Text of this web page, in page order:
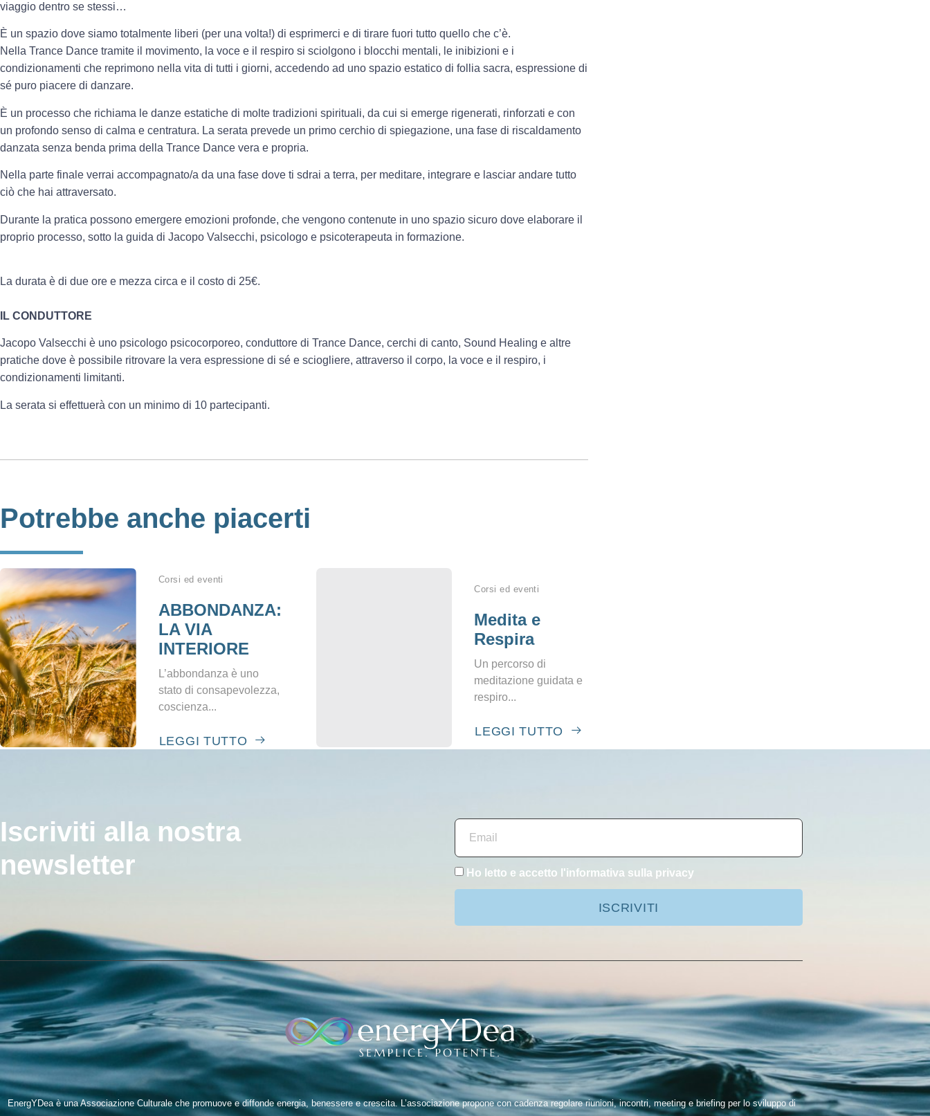
viaggio dentro se stessi…
È un spazio dove siamo totalmente liberi (per una volta!) di esprimerci e di tirare fuori tutto quello che c’è.
Nella Trance Dance tramite il movimento, la voce e il respiro si sciolgono i blocchi mentali, le inibizioni e i
condizionamenti che reprimono nella vita di tutti i giorni, accedendo ad uno spazio estatico di follia sacra, espressione di
sé puro piacere di danzare.
È un processo che richiama le danze estatiche di molte tradizioni spirituali, da cui si emerge rigenerati, rinforzati e con
un profondo senso di calma e centratura. La serata prevede un primo cerchio di spiegazione, una fase di riscaldamento
danzata senza benda prima della Trance Dance vera e propria.
Nella parte finale verrai accompagnato/a da una fase dove ti sdrai a terra, per meditare, integrare e lasciar andare tutto
ciò che hai attraversato.
Durante la pratica possono emergere emozioni profonde, che vengono contenute in uno spazio sicuro dove elaborare il
proprio processo, sotto la guida di Jacopo Valsecchi, psicologo e psicoterapeuta in formazione.
La durata è di due ore e mezza circa e il costo di 25€.
IL CONDUTTORE
Jacopo Valsecchi è uno psicologo psicocorporeo, conduttore di Trance Dance, cerchi di canto, Sound Healing e altre
pratiche dove è possibile ritrovare la vera espressione di sé e sciogliere, attraverso il corpo, la voce e il respiro, i
condizionamenti limitanti.
La serata si effettuerà con un minimo di 10 partecipanti.
Potrebbe anche piacerti
Corsi ed eventi
ABBONDANZA:
LA VIA
INTERIORE
L’abbondanza è uno
stato di consapevolezza,
coscienza...
LEGGI TUTTO
Corsi ed eventi
Medita e
Respira
Un percorso di
meditazione guidata e
respiro...
LEGGI TUTTO
Iscriviti alla nostra
newsletter
Ho letto e accetto l'informativa sulla privacy
ISCRIVITI
EnergYDea è una Associazione Culturale che promuove e diffonde energia, benessere e crescita. L’associazione propone con cadenza regolare riunioni, incontri, meeting e briefing per lo sviluppo di